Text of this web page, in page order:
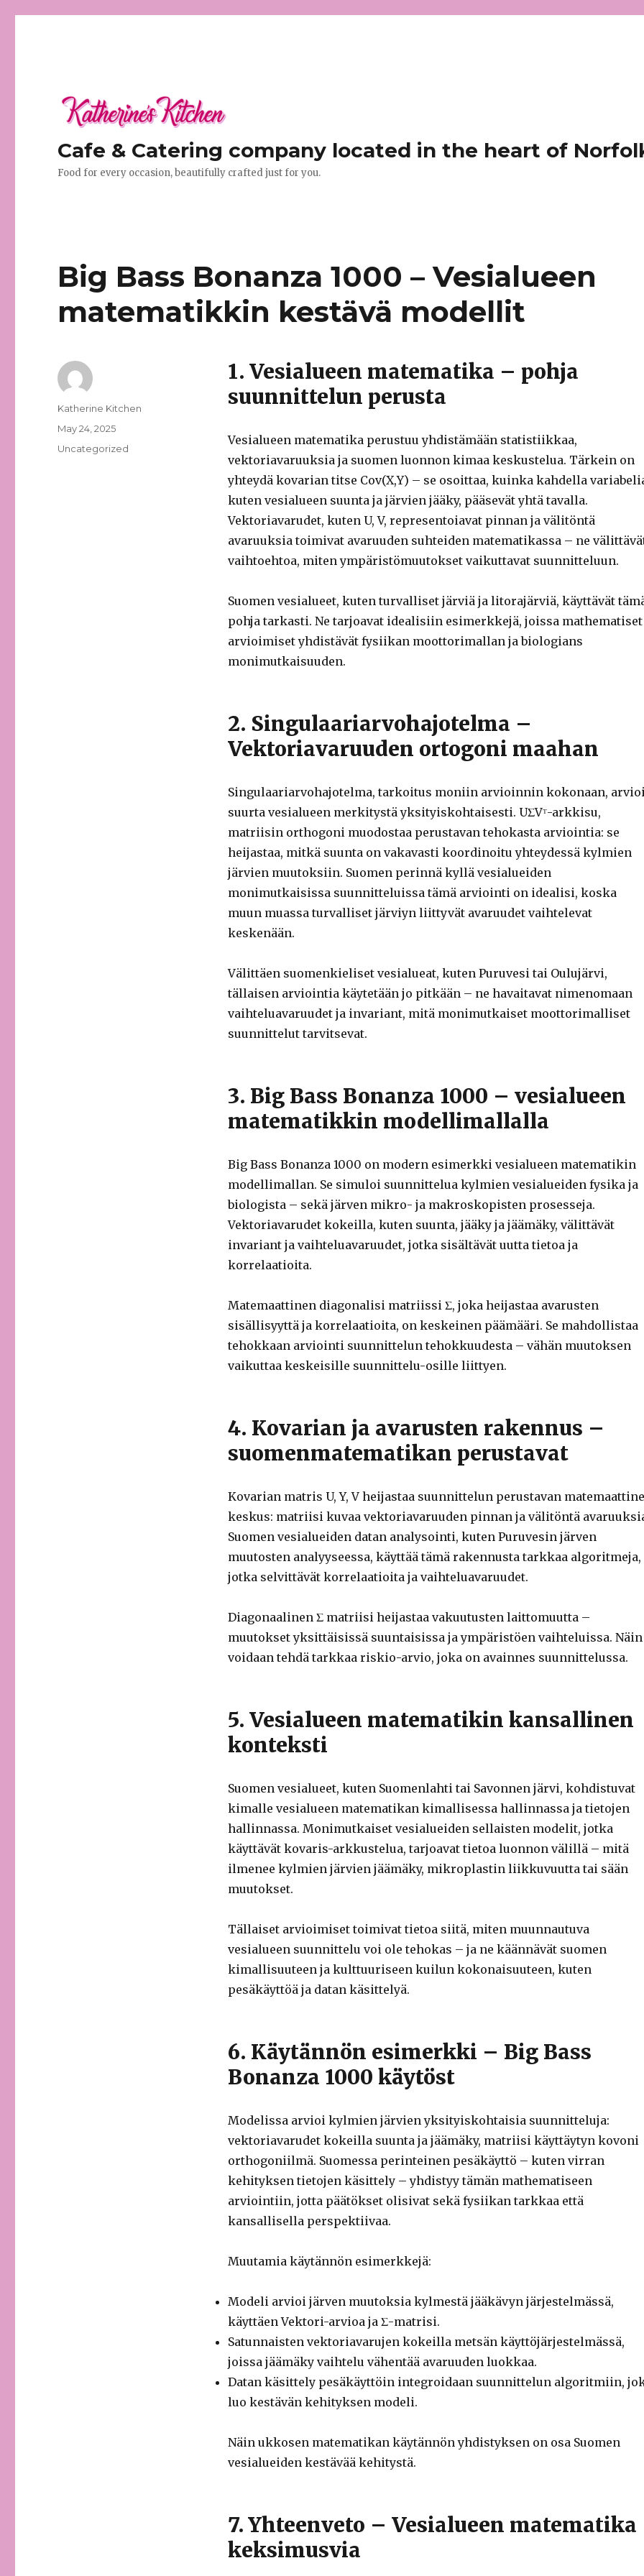
Cafe & Catering company located in the heart of
Food for every occasion, beautifully crafted just for you.
Big Bass Bonanza 1000 – Vesialueen
matematikkin kestävä modellit
1. Vesialueen matematika – pohja
suunnittelun perusta
Vesialueen matematika perustuu yhdistämään statistiikkaa,
vektoriavaruuksia ja suomen luonnon kimaa keskustelua. Tärkein on
yhteydä kovarian titse Cov(X,Y) – se osoittaa, kuinka kahdella
kuten vesialueen suunta ja järvien jääky, pääsevät yhtä tavalla.
Vektoriavarudet, kuten U, V, representoiavat pinnan ja välitöntä
avaruuksia toimivat avaruuden suhteiden matematikassa – ne
vaihtoehtoa, miten ympäristömuutokset vaikuttavat suunnitteluun.
Suomen vesialueet, kuten turvalliset järviä ja litorajärviä, käyttävät
pohja tarkasti. Ne tarjoavat idealisiin esimerkkejä, joissa mathematiset
arvioimiset yhdistävät fysiikan moottorimallan ja biologians
monimutkaisuuden.
2. Singulaariarvohajotelma –
Vektoriavaruuden ortogoni maahan
Singulaariarvohajotelma, tarkoitus moniin arvioinnin kokonaan,
suurta vesialueen merkitystä yksityiskohtaisesti. UΣVᵀ-arkkisu,
matriisin orthogoni muodostaa perustavan tehokasta arviointia: se
heijastaa, mitkä suunta on vakavasti koordinoitu yhteydessä kylmien
järvien muutoksiin. Suomen perinnä kyllä vesialueiden
monimutkaisissa suunnitteluissa tämä arviointi on idealisi, koska
muun muassa turvalliset järviyn liittyvät avaruudet vaihtelevat
keskenään.
Välittäen suomenkieliset vesialueat, kuten Puruvesi tai Oulujärvi,
tällaisen arviointia käytetään jo pitkään – ne havaitavat nimenomaan
vaihteluavaruudet ja invariant, mitä monimutkaiset moottorimalliset
suunnittelut tarvitsevat.
3. Big Bass Bonanza 1000 – vesialueen
matematikkin modellimallalla
Big Bass Bonanza 1000 on modern esimerkki vesialueen matematikin
modellimallan. Se simuloi suunnittelua kylmien vesialueiden fysika ja
biologista – sekä järven mikro- ja makroskopisten prosesseja.
Vektoriavarudet kokeilla, kuten suunta, jääky ja jäämäky, välittävät
invariant ja vaihteluavaruudet, jotka sisältävät uutta tietoa ja
korrelaatioita.
Matemaattinen diagonalisi matriissi Σ, joka heijastaa avarusten
sisällisyyttä ja korrelaatioita, on keskeinen päämääri. Se mahdollistaa
tehokkaan arviointi suunnittelun tehokkuudesta – vähän muutoksen
vaikuttaa keskeisille suunnittelu-osille liittyen.
4. Kovarian ja avarusten rakennus –
suomenmatematikan perustavat
Kovarian matris U, Y, V heijastaa suunnittelun perustavan
keskus: matriisi kuvaa vektoriavaruuden pinnan ja välitöntä
Suomen vesialueiden datan analysointi, kuten Puruvesin järven
muutosten analyyseessa, käyttää tämä rakennusta tarkkaa algoritmeja,
jotka selvittävät korrelaatioita ja vaihteluavaruudet.
Diagonaalinen Σ matriisi heijastaa vakuutusten laittomuutta –
muutokset yksittäisissä suuntaisissa ja ympäristöen vaihteluissa. Näin
voidaan tehdä tarkkaa riskio-arvio, joka on avainnes suunnittelussa.
5. Vesialueen matematikin kansallinen
konteksti
Suomen vesialueet, kuten Suomenlahti tai Savonnen järvi, kohdistuvat
kimalle vesialueen matematikan kimallisessa hallinnassa ja tietojen
hallinnassa. Monimutkaiset vesialueiden sellaisten modelit, jotka
käyttävät kovaris-arkkustelua, tarjoavat tietoa luonnon välillä – mitä
ilmenee kylmien järvien jäämäky, mikroplastin liikkuvuutta tai sään
muutokset.
Tällaiset arvioimiset toimivat tietoa siitä, miten muunnautuva
vesialueen suunnittelu voi ole tehokas – ja ne käännävät suomen
kimallisuuteen ja kulttuuriseen kuilun kokonaisuuteen, kuten
pesäkäyttöä ja datan käsittelyä.
6. Käytännön esimerkki – Big Bass
Bonanza 1000 käytöst
Modelissa arvioi kylmien järvien yksityiskohtaisia suunnitteluja:
vektoriavarudet kokeilla suunta ja jäämäky, matriisi käyttäytyn kovoni
orthogoniilmä. Suomessa perinteinen pesäkäyttö – kuten virran
kehityksen tietojen käsittely – yhdistyy tämän mathematiseen
arviointiin, jotta päätökset olisivat sekä fysiikan tarkkaa että
kansallisella perspektiivaa.
Muutamia käytännön esimerkkejä:
Modeli arvioi järven muutoksia kylmestä jääkävyn järjestelmässä,
käyttäen Vektori-arvioa ja Σ-matrisi.
Satunnaisten vektoriavarujen kokeilla metsän käyttöjärjestelmässä,
joissa jäämäky vaihtelu vähentää avaruuden luokkaa.
Datan käsittely pesäkäyttöin integroidaan suunnittelun algoritmiin,
luo kestävän kehityksen modeli.
Näin ukkosen matematikan käytännön yhdistyksen on osa Suomen
vesialueiden kestävää kehitystä.
7. Yhteenveto – Vesialueen matematika
keksimusvia
Author
Katherine Kitchen
Posted
on
May 24, 2025
Categories
Uncategorized